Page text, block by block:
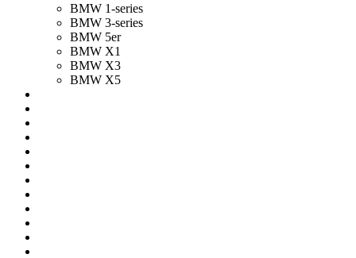
BMW 1-series
BMW 3-series
BMW 5er
BMW X1
BMW X3
BMW X5